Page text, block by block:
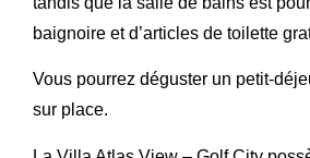
baignoire et d’articles de toilette
Vous pourrez déguster un petit-
sur place.